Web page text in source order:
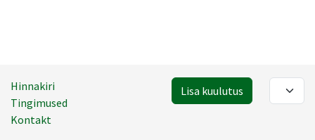
Hinnakiri
Tingimused
Kontakt
Lisa kuulutus